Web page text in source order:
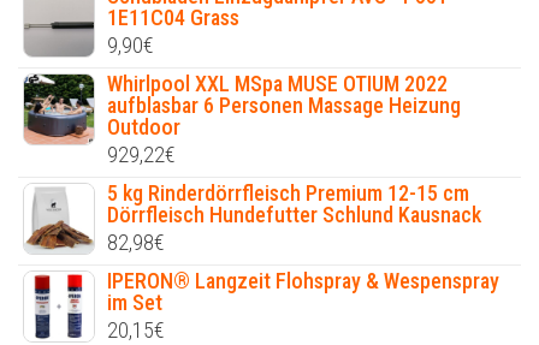
1E11C04 Grass
9,90€
Whirlpool XXL MSpa MUSE OTIUM 2022
aufblasbar 6 Personen Massage Heizung
Outdoor
929,22€
5 kg Rinderdörrfleisch Premium 12-15 cm
Dörrfleisch Hundefutter Schlund Kausnack
82,98€
IPERON® Langzeit Flohspray & Wespenspray
im Set
20,15€